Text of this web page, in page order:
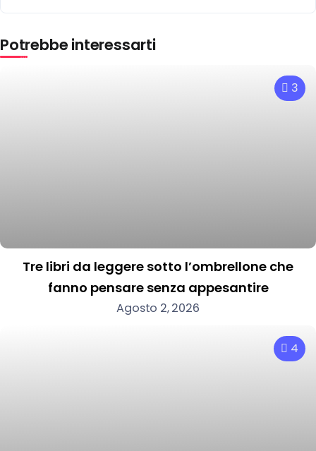
Potrebbe interessarti
3
Tre libri da leggere sotto l’ombrellone che
fanno pensare senza appesantire
Agosto 2, 2026
4